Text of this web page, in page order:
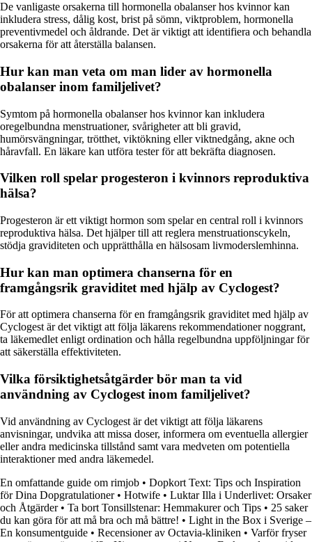
De vanligaste orsakerna till hormonella obalanser hos kvinnor kan
inkludera stress, dålig kost, brist på sömn, viktproblem, hormonella
preventivmedel och åldrande. Det är viktigt att identifiera och behandla
orsakerna för att återställa balansen.
Hur kan man veta om man lider av hormonella
obalanser inom familjelivet?
Symtom på hormonella obalanser hos kvinnor kan inkludera
oregelbundna menstruationer, svårigheter att bli gravid,
humörsvängningar, trötthet, viktökning eller viktnedgång, akne och
håravfall. En läkare kan utföra tester för att bekräfta diagnosen.
Vilken roll spelar progesteron i kvinnors reproduktiva
hälsa?
Progesteron är ett viktigt hormon som spelar en central roll i kvinnors
reproduktiva hälsa. Det hjälper till att reglera menstruationscykeln,
stödja graviditeten och upprätthålla en hälsosam livmoderslemhinna.
Hur kan man optimera chanserna för en
framgångsrik graviditet med hjälp av Cyclogest?
För att optimera chanserna för en framgångsrik graviditet med hjälp av
Cyclogest är det viktigt att följa läkarens rekommendationer noggrant,
ta läkemedlet enligt ordination och hålla regelbundna uppföljningar för
att säkerställa effektiviteten.
Vilka försiktighetsåtgärder bör man ta vid
användning av Cyclogest inom familjelivet?
Vid användning av Cyclogest är det viktigt att följa läkarens
anvisningar, undvika att missa doser, informera om eventuella allergier
eller andra medicinska tillstånd samt vara medveten om potentiella
interaktioner med andra läkemedel.
En omfattande guide om rimjob • Dopkort Text: Tips och Inspiration
för Dina Dopgratulationer• Hotwife • Luktar Illa i Underlivet: Orsaker
och Åtgärder• Ta bort Tonsillstenar: Hemmakurer och Tips • 25 saker
du kan göra för att må bra och må bättre! • Light in the Box i Sverige –
En konsumentguide • Recensioner av Octavia-kliniken • Varför fryser